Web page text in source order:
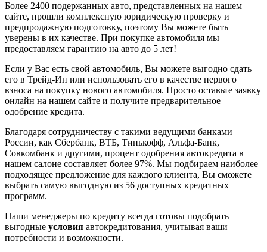
Более 2400 подержанных авто, представленных на нашем
сайте, прошли комплексную юридическую проверку и
предпродажную подготовку, поэтому Вы можете быть
уверены в их качестве. При покупке автомобиля мы
предоставляем гарантию на авто до 5 лет!
Если у Вас есть свой автомобиль, Вы можете выгодно сдать
его в Трейд-Ин или использовать его в качестве первого
взноса на покупку нового автомобиля. Просто оставьте заявку
онлайн на нашем сайте и получите предварительное
одобрение кредита.
Благодаря сотрудничеству с такими ведущими банками
России, как Сбербанк, ВТБ, Тинькофф, Альфа-Банк,
Совкомбанк и другими, процент одобрения автокредита в
нашем салоне составляет более 97%. Мы подбираем наиболее
подходящее предложение для каждого клиента, Вы сможете
выбрать самую выгодную из 56 доступных кредитных
программ.
Наши менеджеры по кредиту всегда готовы подобрать
выгодные условия автокредитования, учитывая ваши
потребности и возможности.